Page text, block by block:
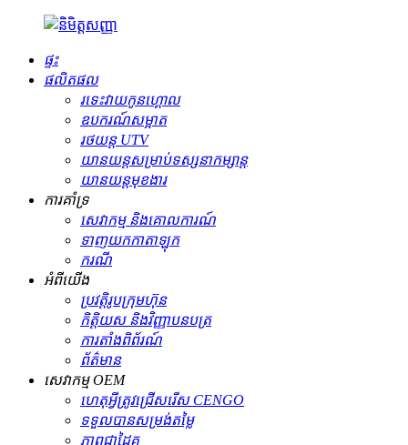
ផ្ទះ
ផលិតផល
រទេះ​វាយ​កូន​ហ្គោល
ឧបករណ៍សម្អាត
រថយន្ត UTV
យានយន្ត​សម្រាប់​ទស្សនា​កម្សាន្ត
យានយន្តមុខងារ
ការគាំទ្រ
សេវាកម្ម និងគោលការណ៍
ទាញយកកាតាឡុក
ករណី
អំពីយើង
ប្រវត្តិរូបក្រុមហ៊ុន
កិត្តិយស និងវិញ្ញាបនបត្រ
ការតាំងពិព័រណ៍
ព័ត៌មាន
សេវាកម្ម OEM
ហេតុអ្វីត្រូវជ្រើសរើស CENGO
ទទួលបានសម្រង់តម្លៃ
ភាពជាដៃគូ